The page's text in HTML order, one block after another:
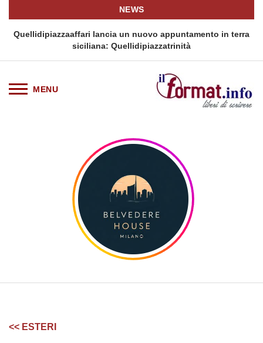
NEWS
Quellidipiazzaaffari lancia un nuovo appuntamento in terra
siciliana: Quellidipiazzatrinità
<< ESTERI